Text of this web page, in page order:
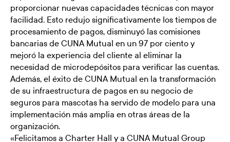
proporcionar nuevas capacidades técnicas con mayor
facilidad. Esto redujo significativamente los tiempos de
procesamiento de pagos, disminuyó las comisiones
bancarias de CUNA Mutual en un 97 por ciento y
mejoró la experiencia del cliente al eliminar la
necesidad de microdepósitos para verificar las cuentas.
Además, el éxito de CUNA Mutual en la transformación
de su infraestructura de pagos en su negocio de
seguros para mascotas ha servido de modelo para una
implementación más amplia en otras áreas de la
organización.
«Felicitamos a Charter Hall y a CUNA Mutual Group